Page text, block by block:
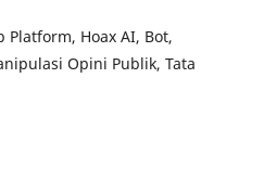
Platform, Hoax AI, Bot,
Opini Publik, Tata